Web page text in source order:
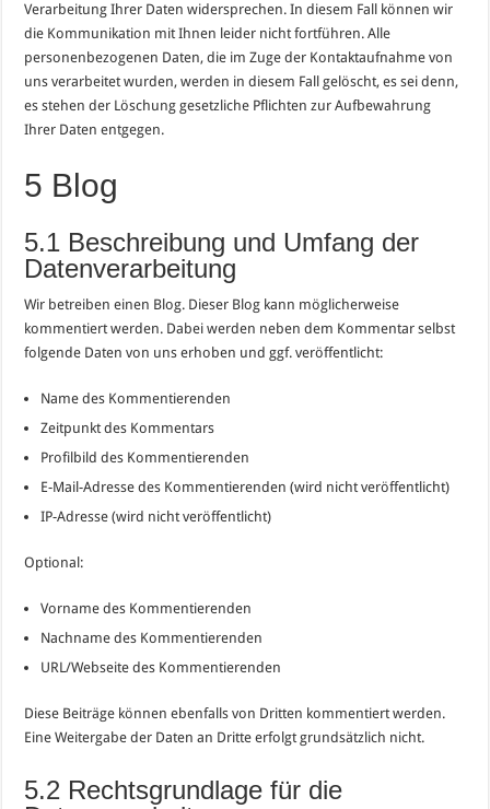
Verarbeitung Ihrer Daten widersprechen. In diesem Fall können wir
die Kommunikation mit Ihnen leider nicht fortführen. Alle
personenbezogenen Daten, die im Zuge der Kontaktaufnahme von
uns verarbeitet wurden, werden in diesem Fall gelöscht, es sei denn,
es stehen der Löschung gesetzliche Pflichten zur Aufbewahrung
Ihrer Daten entgegen.
5 Blog
5.1 Beschreibung und Umfang der
Datenverarbeitung
Wir betreiben einen Blog. Dieser Blog kann möglicherweise
kommentiert werden. Dabei werden neben dem Kommentar selbst
folgende Daten von uns erhoben und ggf. veröffentlicht:
Name des Kommentierenden
Zeitpunkt des Kommentars
Profilbild des Kommentierenden
E-Mail-Adresse des Kommentierenden (wird nicht veröffentlicht)
IP-Adresse (wird nicht veröffentlicht)
Optional:
Vorname des Kommentierenden
Nachname des Kommentierenden
URL/Webseite des Kommentierenden
Diese Beiträge können ebenfalls von Dritten kommentiert werden.
Eine Weitergabe der Daten an Dritte erfolgt grundsätzlich nicht.
5.2 Rechtsgrundlage für die